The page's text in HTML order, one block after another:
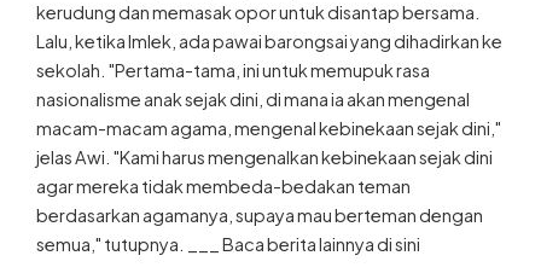
kerudung dan memasak opor untuk disantap bersama.
Lalu, ketika Imlek, ada pawai barongsai yang dihadirkan ke
sekolah. "Pertama-tama, ini untuk memupuk rasa
nasionalisme anak sejak dini, di mana ia akan mengenal
macam-macam agama, mengenal kebinekaan sejak dini,"
jelas Awi. "Kami harus mengenalkan kebinekaan sejak dini
agar mereka tidak membeda-bedakan teman
berdasarkan agamanya, supaya mau berteman dengan
semua," tutupnya. ___ Baca berita lainnya di sini